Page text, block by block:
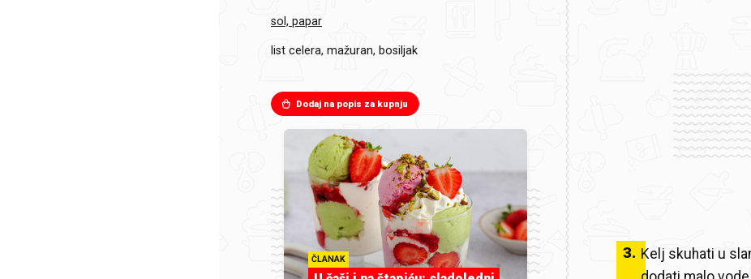
sol, papar
list celera, mažuran, bosiljak
Dodaj na popis za kupnju
ČLANAK 3. Kelj skuhati u